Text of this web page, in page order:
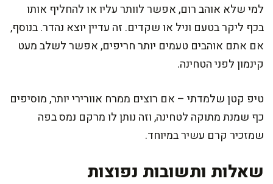
למי שלא אוהב רום, אפשר לוותר עליו או להחליף אותו
בכף ליקר בטעם וניל או שקדים. זה עדיין יוצא נהדר. בנוסף,
אם אתם אוהבים טעמים יותר חריפים, אפשר לשלב מעט
קינמון לפני הטחינה.
טיפ קטן שלמדתי – אם רוצים ממרח אוורירי יותר, מוסיפים
כף שמנת מתוקה לטחינה, וזה נותן לו מרקם נמס בפה
שמזכיר קרם עשיר במיוחד.
שאלות ותשובות נפוצות